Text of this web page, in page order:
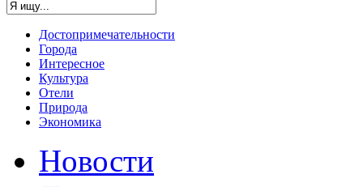
Достопримечательности
Города
Интересное
Культура
Отели
Природа
Экономика
Новости